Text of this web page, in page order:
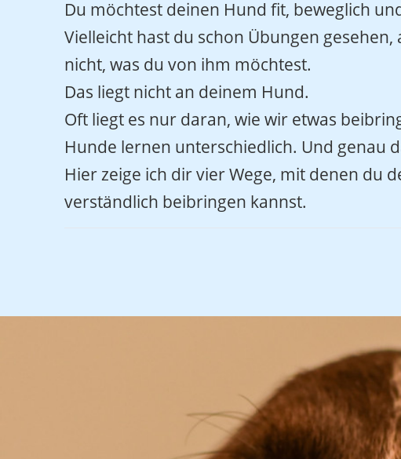
Du möchtest deinen Hund fit, beweglich
Vielleicht hast du schon Übungen
nicht, was du von ihm möchtest.
Das liegt nicht an deinem Hund.
Oft liegt es nur daran, wie wir etwas
Hunde lernen unterschiedlich. Und genau
Hier zeige ich dir vier Wege, mit denen du
verständlich beibringen kannst.